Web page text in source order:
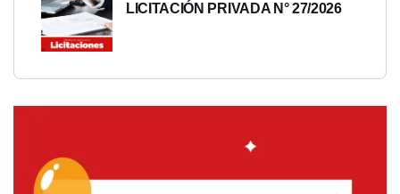
LICITACIÓN PRIVADA N° 27/2026